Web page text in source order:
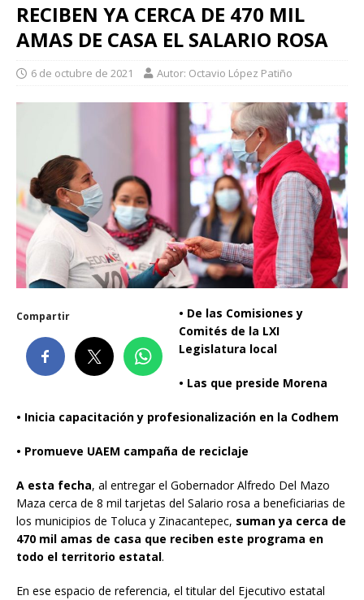
RECIBEN YA CERCA DE 470 MIL
AMAS DE CASA EL SALARIO ROSA
6 de octubre de 2021 Autor: Octavio López Patiño
Compartir
• De las Comisiones y
Comités de la LXI
Legislatura local
• Las que preside Morena
• Inicia capacitación y profesionalización en la Codhem
• Promueve UAEM campaña de reciclaje
A esta fecha, al entregar el Gobernador Alfredo Del Mazo
Maza cerca de 8 mil tarjetas del Salario rosa a beneficiarias de
los municipios de Toluca y Zinacantepec, suman ya cerca de
470 mil amas de casa que reciben este programa en
todo el territorio estatal.
En ese espacio de referencia, el titular del Ejecutivo estatal